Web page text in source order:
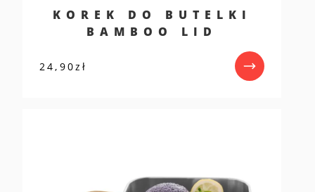
KOREK DO BUTELKI
BAMBOO LID
24,90zł